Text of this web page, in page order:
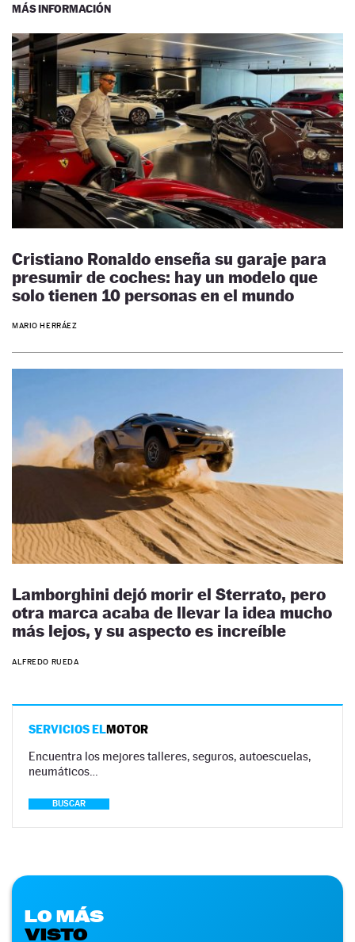
MÁS INFORMACIÓN
Cristiano Ronaldo enseña su garaje para
presumir de coches: hay un modelo que
solo tienen 10 personas en el mundo
MARIO HERRÁEZ
Lamborghini dejó morir el Sterrato, pero
otra marca acaba de llevar la idea mucho
más lejos, y su aspecto es increíble
ALFREDO RUEDA
SERVICIOS ELMOTOR
Encuentra los mejores talleres, seguros, autoescuelas,
neumáticos…
BUSCAR
LO MÁS
VISTO